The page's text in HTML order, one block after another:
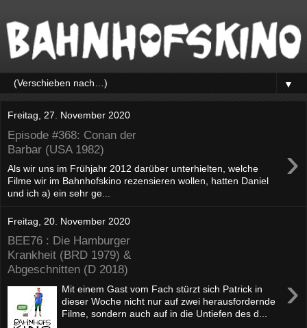
▼
Freitag, 27. November 2020
Episode #368: Conan der
Barbar (USA 1982)
›
Als wir uns im Frühjahr 2012 darüber unterhielten, welche
Filme wir im Bahnhofskino rezensieren wollen, hatten Daniel
und ich a) ein sehr ge...
Freitag, 20. November 2020
BEE76 : Die Hamburger
Krankheit (BRD 1979) &
Abgeschnitten (D 2018)
›
Mit einem Gast vom Fach stürzt sich Patrick in
dieser Woche nicht nur auf zwei herausfordernde
Filme, sondern auch auf in die Untiefen des d...